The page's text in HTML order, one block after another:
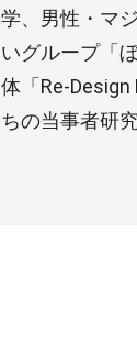
、男性・マジ
グループ「
「Re-
の当事者研